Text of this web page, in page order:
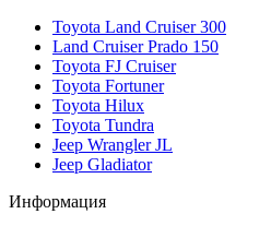
Toyota Land Cruiser 300
Land Cruiser Prado 150
Toyota FJ Cruiser
Toyota Fortuner
Toyota Hilux
Toyota Tundra
Jeep Wrangler JL
Jeep Gladiator
Информация